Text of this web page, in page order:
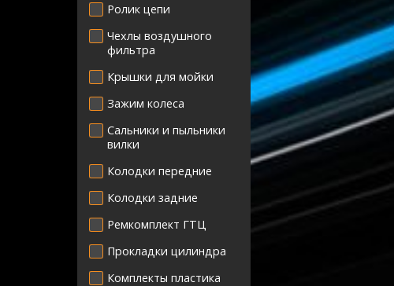
Ролик цепи
Чехлы воздушного
фильтра
Крышки для мойки
Зажим колеса
Сальники и пыльники
вилки
Колодки передние
Колодки задние
Ремкомплект ГТЦ
Прокладки цилиндра
Комплекты пластика